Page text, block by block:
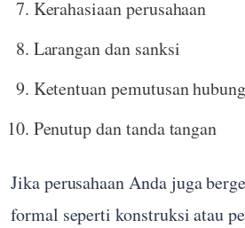
Kerahasiaan perusahaan
Larangan dan sanksi
Ketentuan pemutusan
Penutup dan tanda tangan
Jika perusahaan Anda juga
formal seperti konstruksi atau